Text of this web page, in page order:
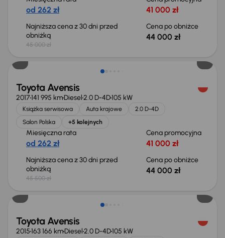
od 262 zł 41 000 zł
Najniższa cena z 30 dni przed
obniżką
45 000 zł
Cena po obniżce
44 000 zł
Świeżo skupione
Toyota Avensis
2017141 995 kmDiesel2.0 D-4D105 kW
Książka serwisowa Auta krajowe
2.0 D-4D
Salon Polska
+5 kolejnych
Miesięczna rata
od 262 zł
Cena promocyjna
41 000 zł
Najniższa cena z 30 dni przed
obniżką
45 500 zł
Cena po obniżce
44 000 zł
Świeżo skupione
Toyota Avensis
2015163 166 kmDiesel2.0 D-4D105 kW